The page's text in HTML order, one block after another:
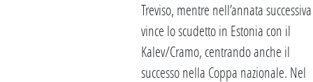
Treviso, mentre nell’annata successiva
vince lo scudetto in Estonia con il
Kalev/Cramo, centrando anche il
successo nella Coppa nazionale. Nel